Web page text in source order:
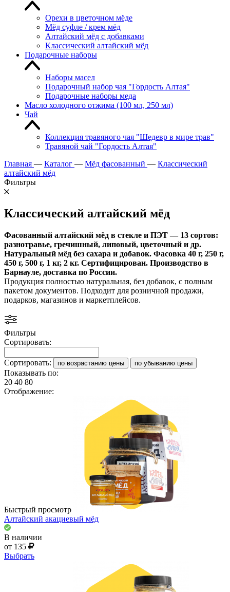
Орехи в цветочном мёде
Мёд суфле / крем мёд
Алтайский мёд с добавками
Классический алтайский мёд
Подарочные наборы
Наборы масел
Подарочный набор чая "Гордость Алтая"
Подарочные наборы меда
Масло холодного отжима (100 мл, 250 мл)
Чай
Коллекция травяного чая "Шедевр в мире трав"
Травяной чай "Гордость Алтая"
Главная — Каталог — Мёд фасованный — Классический
алтайский мёд
Фильтры
Классический алтайский мёд
Фасованный алтайский мёд в стекле и ПЭТ — 13 сортов:
разнотравье, гречишный, липовый, цветочный и др.
Натуральный мёд без сахара и добавок. Фасовка 40 г, 250 г,
450 г, 500 г, 1 кг, 2 кг. Сертифицирован. Производство в
Барнауле, доставка по России.
Продукция полностью натуральная, без добавок, с полным
пакетом документов. Подходит для розничной продажи,
подарков, магазинов и маркетплейсов.
Фильтры
Сортировать:
Сортировать: по возрастанию цены по убыванию цены
Показывать по:
20 40 80
Отображение:
Быстрый просмотр
Алтайский акациевый мёд
В наличии
от 135
Выбрать